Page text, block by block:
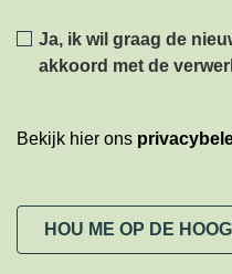
Privacy
Ja, ik wil graag de
akkoord met de
Bekijk hier ons